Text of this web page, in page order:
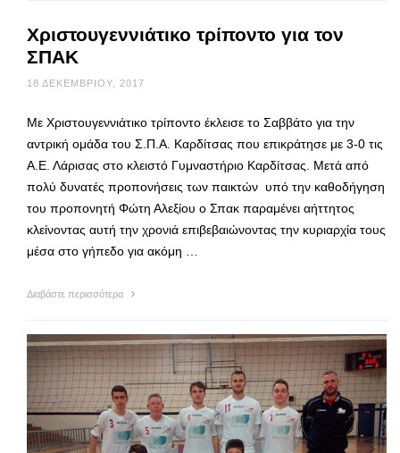
Χριστουγεννιάτικο τρίποντο για τον
ΣΠΑΚ
18 ΔΕΚΕΜΒΡΊΟΥ, 2017
Με Χριστουγεννιάτικο τρίποντο έκλεισε το Σαββάτο για την
αντρική ομάδα του Σ.Π.Α. Καρδίτσας που επικράτησε με 3-0 τις
Α.Ε. Λάρισας στο κλειστό Γυμναστήριο Καρδίτσας. Μετά από
πολύ δυνατές προπονήσεις των παικτών υπό την καθοδήγηση
του προπονητή Φώτη Αλεξίου ο Σπακ παραμένει αήττητος
κλείνοντας αυτή την χρονιά επιβεβαιώνοντας την κυριαρχία τους
μέσα στο γήπεδο για ακόμη …
Διαβάστε περισσότερα